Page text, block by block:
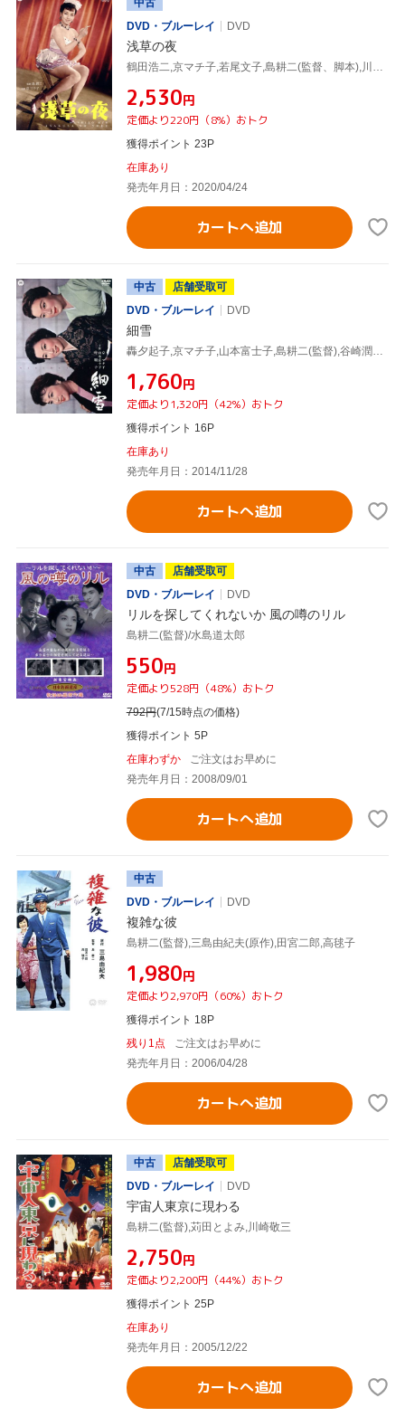
DVD・ブルーレイ
DVD
浅草の夜
¥2,530円
定価より220円（8%）おトク
獲得ポイント 23P
在庫あり
発売年月日：2020/04/24
カートへ追加
中古
店舗受取可
DVD・ブルーレイ
DVD
細雪
轟夕起子,京マチ子,山本富士子,島耕二(監督),谷崎潤一郎(原作)
¥1,760円
定価より1,320円（42%）おトク
獲得ポイント 16P
在庫あり
発売年月日：2014/11/28
カートへ追加
中古
店舗受取可
DVD・ブルーレイ
DVD
リルを探してくれないか 風の噂のリル
島耕二(監督)/水島道太郎
¥550円
定価より528円（48%）おトク
792円(7/15時点の価格)
獲得ポイント 5P
在庫わずか
ご注文はお早めに
発売年月日：2008/09/01
カートへ追加
中古
DVD・ブルーレイ
DVD
複雑な彼
島耕二(監督),三島由紀夫(原作),田宮二郎,高毬子
¥1,980円
定価より2,970円（60%）おトク
獲得ポイント 18P
残り1点
ご注文はお早めに
発売年月日：2006/04/28
カートへ追加
中古
店舗受取可
DVD・ブルーレイ
DVD
宇宙人東京に現わる
島耕二(監督),苅田とよみ,川崎敬三
¥2,750円
定価より2,200円（44%）おトク
獲得ポイント 25P
在庫あり
発売年月日：2005/12/22
カートへ追加